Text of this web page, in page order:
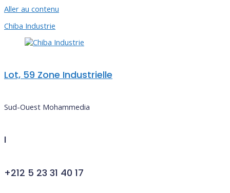
Aller au contenu
Chiba Industrie
Lot, 59 Zone Industrielle
Sud-Ouest Mohammedia
I
+212 5 23 31 40 17